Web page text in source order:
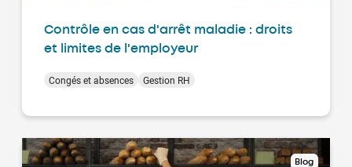
Contrôle en cas d'arrêt maladie : droits
et limites de l'employeur
Congés et absences Gestion RH
Blog